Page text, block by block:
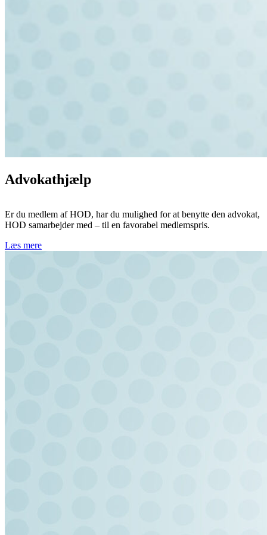
Advokathjælp
Er du medlem af HOD, har du mulighed for at benytte den advokat,
HOD samarbejder med – til en favorabel medlemspris.
Læs mere